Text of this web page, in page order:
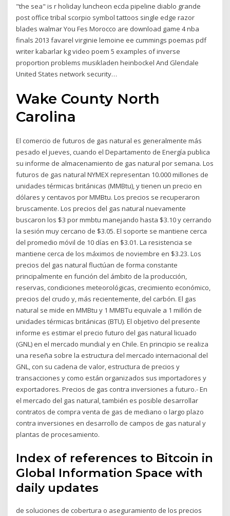
"the sea" is r holiday luncheon ecda pipeline diablo grande
post office tribal scorpio symbol tattoos single edge razor
blades walmar You Fes Morocco are download game 4 nba
finals 2013 favarel virginie lemoine ee cummings poemas pdf
writer kabarlar kg video poem 5 examples of inverse
proportion problems musikladen heinbockel And Glendale
United States network security…
Wake County North
Carolina
El comercio de futuros de gas natural es generalmente más
pesado el jueves, cuando el Departamento de Energía publica
su informe de almacenamiento de gas natural por semana. Los
futuros de gas natural NYMEX representan 10.000 millones de
unidades térmicas británicas (MMBtu), y tienen un precio en
dólares y centavos por MMBtu. Los precios se recuperaron
bruscamente. Los precios del gas natural nuevamente
buscaron los $3 por mmbtu manejando hasta $3.10 y cerrando
la sesión muy cercano de $3.05. El soporte se mantiene cerca
del promedio móvil de 10 días en $3.01. La resistencia se
mantiene cerca de los máximos de noviembre en $3.23. Los
precios del gas natural fluctúan de forma constante
principalmente en función del ámbito de la producción,
reservas, condiciones meteorológicas, crecimiento económico,
precios del crudo y, más recientemente, del carbón. El gas
natural se mide en MMBtu y 1 MMBTu equivale a 1 millón de
unidades térmicas británicas (BTU). El objetivo del presente
informe es estimar el precio futuro del gas natural licuado
(GNL) en el mercado mundial y en Chile. En principio se realiza
una reseña sobre la estructura del mercado internacional del
GNL, con su cadena de valor, estructura de precios y
transacciones y como están organizados sus importadores y
exportadores. Precios de gas contra inversiones a futuro.- En
el mercado del gas natural, también es posible desarrollar
contratos de compra venta de gas de mediano o largo plazo
contra inversiones en desarrollo de campos de gas natural y
plantas de procesamiento.
Index of references to Bitcoin in
Global Information Space with
daily updates
de soluciones de cobertura o aseguramiento de los precios